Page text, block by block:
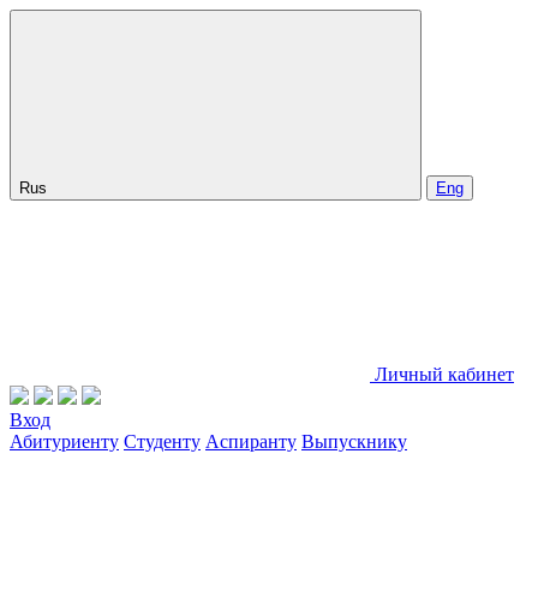
Rus Eng
Личный кабинет
Вход
Абитуриенту Студенту Аспиранту Выпускнику